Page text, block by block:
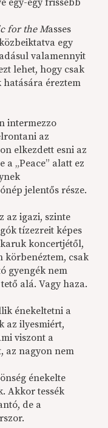
for the Masses
egy
valamennyit
lehet, hogy csak
hatására éreztem
intermezzo
az
elkezdett esni az
a „Peace” alatt ez
jelentős része.
az igazi, szinte
tízezreit képes
koncertjétől,
körbenéztem, csak
gyengék nem
alá. Vagy haza.
énekeltetni a
az ilyesmiért,
viszont a
az nagyon nem
énekelte
Akkor tessék
de a